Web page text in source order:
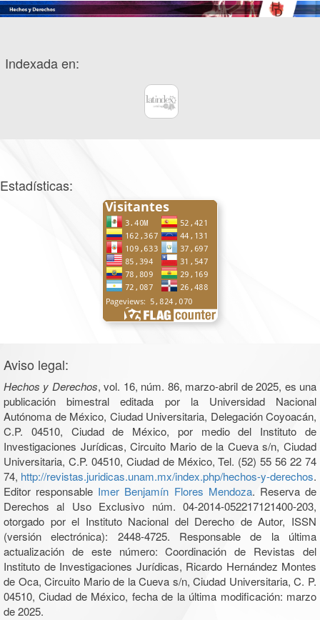
Indexada en:
Estadísticas:
Aviso legal:
Hechos y Derechos, vol. 16, núm. 86, marzo-abril de 2025, es una
publicación bimestral editada por la Universidad Nacional
Autónoma de México, Ciudad Universitaria, Delegación Coyoacán,
C.P. 04510, Ciudad de México, por medio del Instituto de
Investigaciones Jurídicas, Circuito Mario de la Cueva s/n, Ciudad
Universitaria, C.P. 04510, Ciudad de México, Tel. (52) 55 56 22 74
74, http://revistas.juridicas.unam.mx/index.php/hechos-y-derechos.
Editor responsable Imer Benjamín Flores Mendoza. Reserva de
Derechos al Uso Exclusivo núm. 04-2014-052217121400-203,
otorgado por el Instituto Nacional del Derecho de Autor, ISSN
(versión electrónica): 2448-4725. Responsable de la última
actualización de este número: Coordinación de Revistas del
Instituto de Investigaciones Jurídicas, Ricardo Hernández Montes
de Oca, Circuito Mario de la Cueva s/n, Ciudad Universitaria, C. P.
04510, Ciudad de México, fecha de la última modificación: marzo
de 2025.